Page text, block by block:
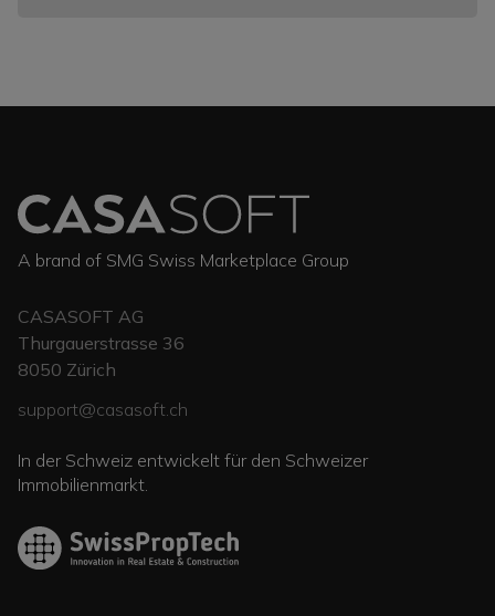
A brand of SMG Swiss Marketplace Group
CASASOFT AG
Thurgauerstrasse 36
8050 Zürich
support@casasoft.ch
In der Schweiz entwickelt für den Schweizer
Immobilienmarkt.